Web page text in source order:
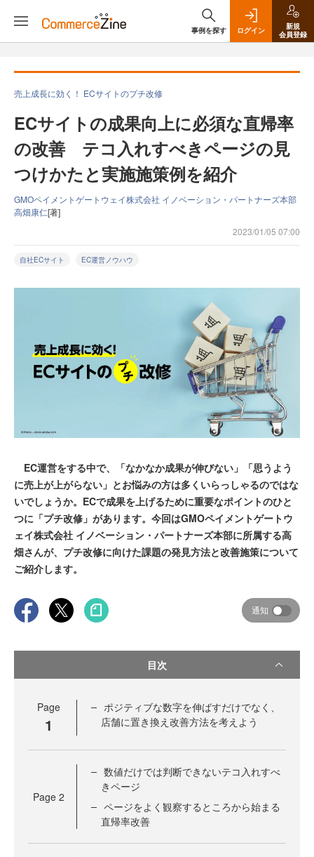
事例を探す ログイン
新規
会員登録
売上成長に効く！ ECサイトのプチ改修
ECサイトの成果向上に必須な直帰率
の改善 テコ入れすべきページの見
つけかたと実施施策例を紹介
GMOペイメントゲートウェイ株式会社 イノベーション・パートナーズ本部
高畑康仁[著]
2023/01/05 07:00
自社ECサイト EC運営ノウハウ
EC運営をする中で、「なかなか成果が伸びない」「思うよう
に売上が上がらない」とお悩みの方は多くいらっしゃるのではな
いでしょうか。ECで成果を上げるために重要なポイントのひと
つに「プチ改修」があります。今回はGMOペイメントゲートウ
ェイ株式会社 イノベーション・パートナーズ本部に所属する高
畑さんが、プチ改修に向けた課題の発見方法と改善施策について
ご紹介します。
通知
目次
Page
1
ポジティブな数字を伸ばすだけでなく、
店舗に置き換え改善方法を考えよう
Page 2
数値だけでは判断できないテコ入れすべ
きページ
ページをよく観察するところから始まる
直帰率改善